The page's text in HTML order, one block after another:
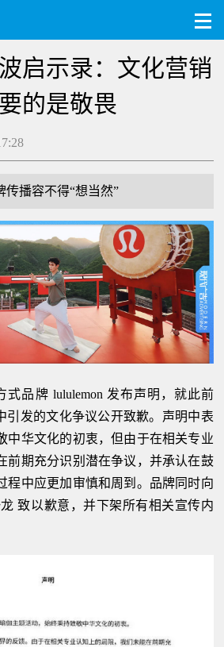
启示录：文化营销
的是敬畏
传播容不得“想当然”
式品牌 lululemon 发布声明，就此前
引发的文化争议公开致歉。声明中表
中华文化的初衷，但由于在相关专业
前期充分识别潜在争议，并承认在鼓
程中应更加审慎和周到。品牌同时向
致以歉意，并下架所有相关宣传内